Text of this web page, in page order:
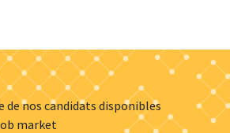
nos candidats disponibles
market